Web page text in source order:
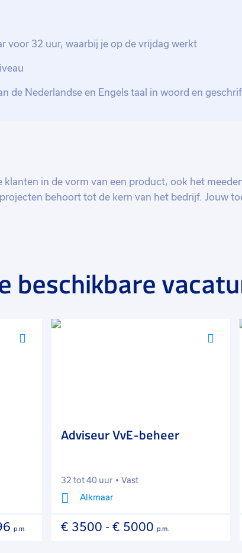
orderbevestigingen en productie-opdrachten
wat zorgt voor een gestroomlijnde afhandeling van
verkoop en orderacceptatie voor een accurate
voor 32 uur, waarbij je op de vrijdag werkt
de Nederlandse en Engels taal in woord en
klanten in de vorm van een product, ook het
behoort tot de kern van het bedrijf. Jouw
producten (glas) ten behoeve van
beschikbare
p.m.
Adviseur VvE-beheer
32 tot 40 uur
Vast
Alkmaar
€ 3500 - € 5000 p.m.